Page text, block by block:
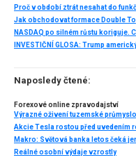
Proč v období ztrát nesahat do
Naposledy čtené:
Forexové online zpravodajství
Akcie Tesla rostou před uvedením
Reálné osobní výdaje vzrostly